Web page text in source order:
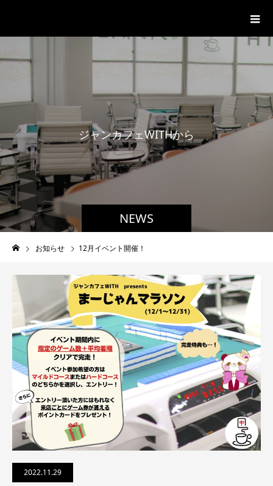
NEWS
ジャンカフェWITHからのお知
お知らせ 12月イベント開催！
2022.11.29